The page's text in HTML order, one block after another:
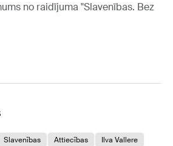
no raidījuma "Slavenības. Bez
Slavenības Attiecības Ilva Vallere